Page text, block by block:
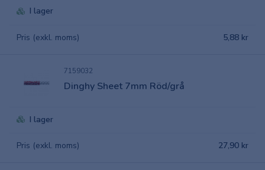
I lager
Pris (exkl. moms) 5,88 kr
7159032
Dinghy Sheet 7mm Röd/grå
I lager
Pris (exkl. moms) 27,90 kr